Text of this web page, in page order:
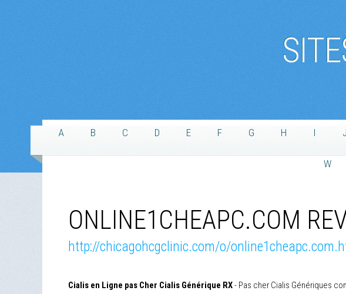
A B C D E F G H I J
W
ONLINE1CHEAPC.COM
http://chicagohcgclinic.com/o/
Cialis en Ligne pas Cher Cialis Générique RX- Pas cher Cialis Génériques